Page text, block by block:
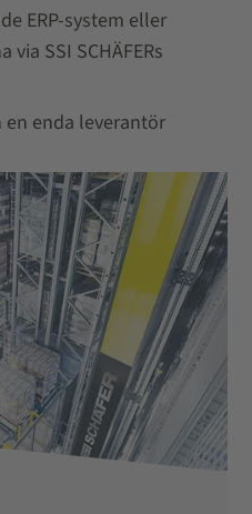
ERP-system eller
SSI SCHÄFERs
enda leverantör